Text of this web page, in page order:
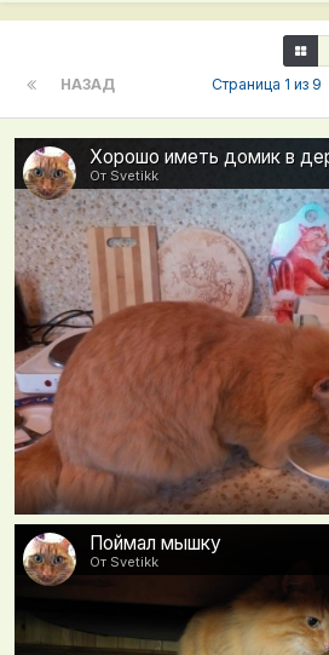
НАЗАД Страница 1 из 9
Хорошо иметь домик в
От Svetikk
Поймал мышку
От Svetikk